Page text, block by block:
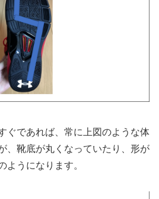
ぐであれば、常に上図のような体
、靴底が丸くなっていたり、形が
ようになります。